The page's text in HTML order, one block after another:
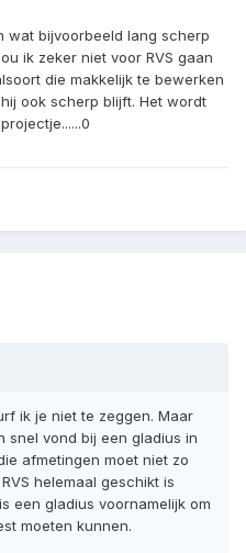
wat bijvoorbeeld lang scherp
ik zeker niet voor RVS gaan
die makkelijk te bewerken
ook scherp blijft. Het wordt
ik je niet te zeggen. Maar
snel vond bij een gladius in
afmetingen moet niet zo
helemaal geschikt is
een gladius voornamelijk om
moeten kunnen.